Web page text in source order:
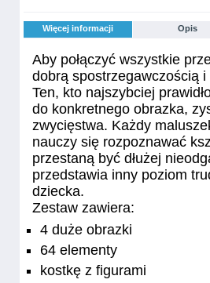
Więcej informacji Opis
Aby połączyć wszystkie
dobrą spostrzegawczością
Ten, kto najszybciej
do konkretnego obrazka,
zwycięstwa. Każdy
nauczy się rozpoznawać
przestaną być dłużej
przedstawia inny poziom
dziecka.
Zestaw zawiera:
4 duże obrazki
64 elementy
kostkę z figurami